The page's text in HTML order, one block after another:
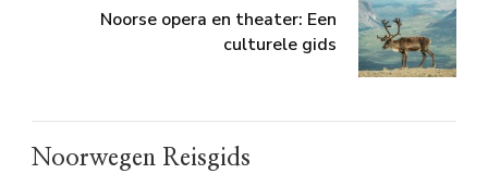
Noorse opera en theater: Een
culturele gids
Noorwegen Reisgids